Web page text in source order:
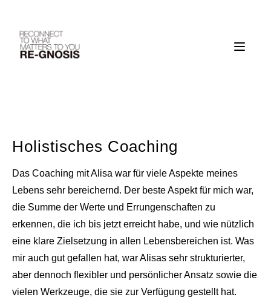
Holistisches Coaching
Das Coaching mit Alisa war für viele Aspekte meines
Lebens sehr bereichernd. Der beste Aspekt für mich war,
die Summe der Werte und Errungenschaften zu
erkennen, die ich bis jetzt erreicht habe, und wie nützlich
eine klare Zielsetzung in allen Lebensbereichen ist. Was
mir auch gut gefallen hat, war Alisas sehr strukturierter,
aber dennoch flexibler und persönlicher Ansatz sowie die
vielen Werkzeuge, die sie zur Verfügung gestellt hat.